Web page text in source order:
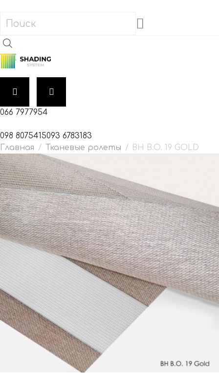
066 7977954
098 8075415093 6783183
Тканевые ролеты
BH B.O. 19 GOLD